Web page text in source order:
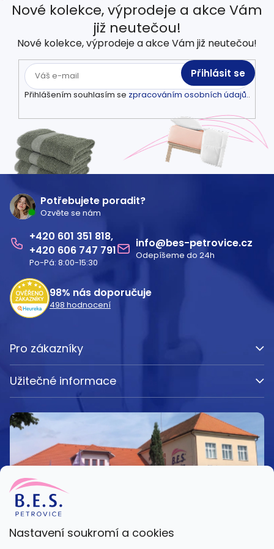
Nastavení soukromí a cookies
Nové kolekce, výprodeje a akce Vám
již neutečou!
Nové kolekce, výprodeje a akce Vám již neutečou!
Přihlášením souhlasím se zpracováním osobních údajů..
Přihlásit se
Potřebujete poradit?
Ozvěte se nám
601 351 818
606 747 791
Po-Pá: 8:00-15:30
info@bes-petrovice.cz
Odepíšeme do 24h
98% nás doporučuje
498 hodnocení
Pro zákazníky
Užitečné informace
Kamenná prodejna